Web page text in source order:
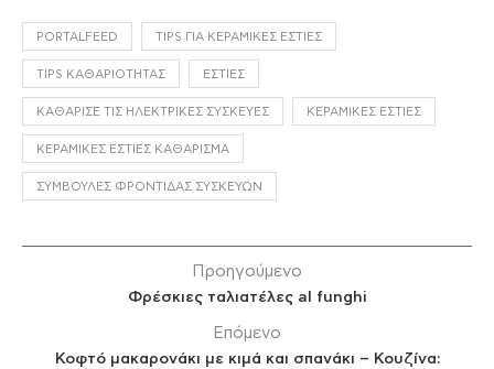
PORTALFEED TIPS ΓΙΑ ΚΕΡΑΜΙΚΈΣ ΕΣΤΊΕΣ
TIPS ΚΑΘΑΡΙΌΤΗΤΑΣ ΕΣΤΊΕΣ
ΚΑΘΆΡΙΣΕ ΤΙΣ ΗΛΕΚΤΡΙΚΈΣ ΣΥΣΚΕΥΈΣ ΚΕΡΑΜΙΚΈΣ ΕΣΤΊΕΣ
ΚΕΡΑΜΙΚΈΣ ΕΣΤΊΕΣ ΚΑΘΆΡΙΣΜΑ
ΣΥΜΒΟΥΛΈΣ ΦΡΟΝΤΊΔΑΣ ΣΥΣΚΕΥΏΝ
Προηγούμενο
Φρέσκιες ταλιατέλες al funghi
Επόμενο
Κοφτό μακαρονάκι με κιμά και σπανάκι – Κουζίνα: